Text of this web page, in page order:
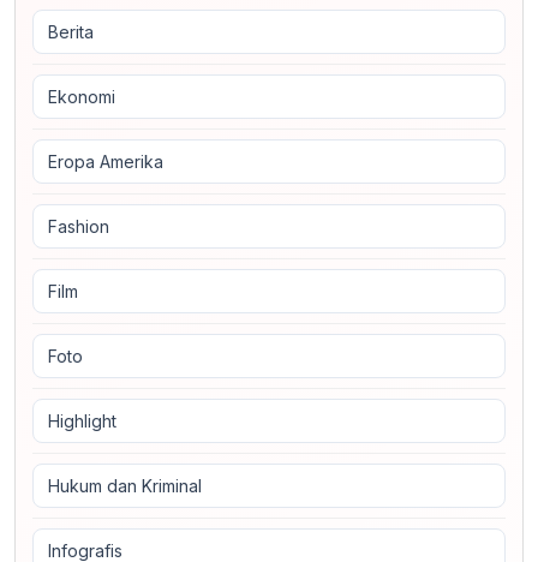
Berita
Ekonomi
Eropa Amerika
Fashion
Film
Foto
Highlight
Hukum dan Kriminal
Infografis